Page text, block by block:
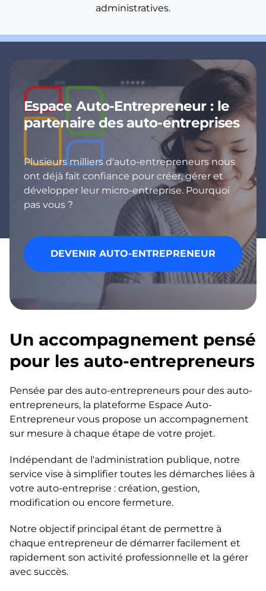
administratives.
Espace Auto-Entrepreneur : le
partenaire des auto-entreprises
Plusieurs milliers d'auto-entrepreneurs nous
ont déjà fait confiance pour créer, gérer et
développer leur micro-entreprise. Pourquoi
pas vous ?
DEVENIR AUTO-ENTREPRENEUR
Un accompagnement pensé
pour les auto-entrepreneurs
Pensée par des auto-entrepreneurs pour des auto-
entrepreneurs, la plateforme Espace Auto-
Entrepreneur vous propose un accompagnement
sur mesure à chaque étape de votre projet.
Indépendant de l'administration publique, notre
service vise à simplifier toutes les démarches liées à
votre auto-entreprise : création, gestion,
modification ou encore fermeture.
Notre objectif principal étant de permettre à
chaque entrepreneur de démarrer facilement et
rapidement son activité professionnelle et la gérer
avec succès.